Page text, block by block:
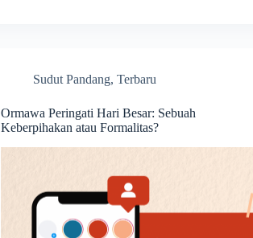
Sudut Pandang,Terbaru
Ormawa Peringati Hari Besar: Sebuah
Keberpihakan atau Formalitas?